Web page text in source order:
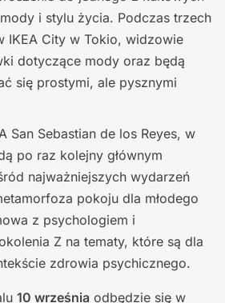
i stylu życia. Podczas trzech
IKEA City w Tokio, widzowie
dotyczące mody oraz będą
się prostymi, ale pysznymi
San Sebastian de los Reyes, w
po raz kolejny głównym
najważniejszych wydarzeń
pokoju dla młodego
z psychologiem i
Z na tematy, które są dla
zdrowia psychicznego.
10 września odbędzie się w